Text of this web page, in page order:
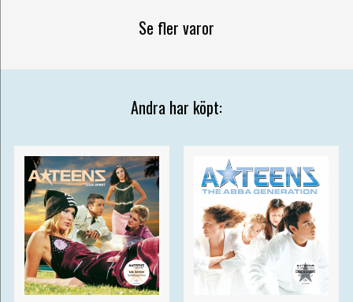
Se fler varor
Andra har köpt: